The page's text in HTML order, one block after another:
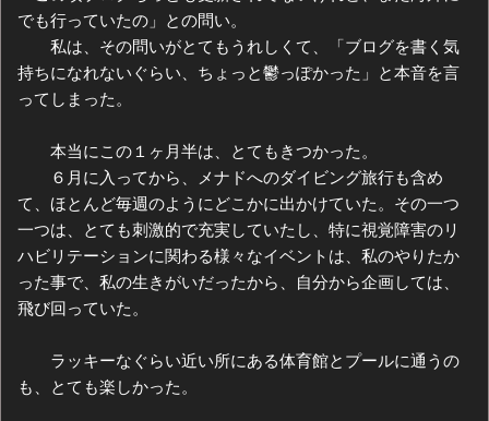
でも行っていたの」との問い。
私は、その問いがとてもうれしくて、「ブログを書く気
持ちになれないぐらい、ちょっと鬱っぽかった」と本音を言
ってしまった。
本当にこの１ヶ月半は、とてもきつかった。
６月に入ってから、メナドへのダイビング旅行も含め
て、ほとんど毎週のようにどこかに出かけていた。その一つ
一つは、とても刺激的で充実していたし、特に視覚障害のリ
ハビリテーションに関わる様々なイベントは、私のやりたか
った事で、私の生きがいだったから、自分から企画しては、
飛び回っていた。
ラッキーなぐらい近い所にある体育館とプールに通うの
も、とても楽しかった。